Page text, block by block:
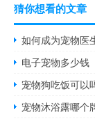
猜你想看的文章
如何成为宠物医
电子宠物多少钱
宠物狗吃饭可以
宠物沐浴露哪个